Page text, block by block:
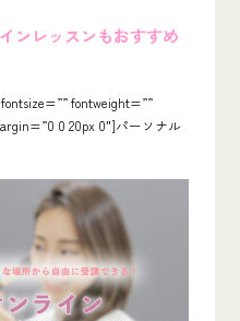
ンレッスンもおすすめ
fontweight=””
0 20px 0″]パーソナル